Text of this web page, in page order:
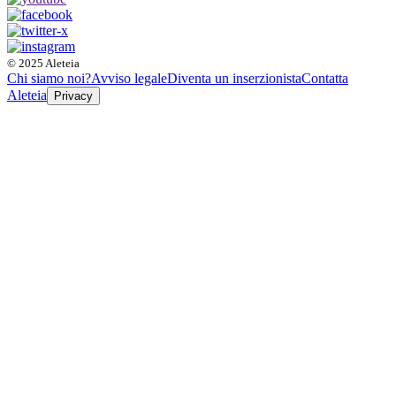
© 2025 Aleteia
Chi siamo noi?Avviso legaleDiventa un inserzionistaContatta
Aleteia
Privacy